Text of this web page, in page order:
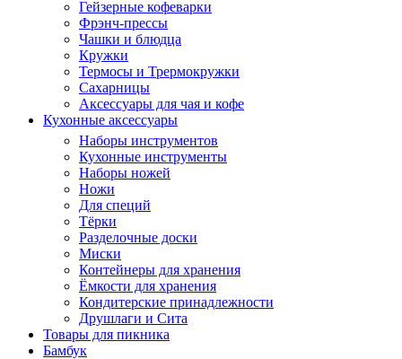
Гейзерные кофеварки
Фрэнч-прессы
Чашки и блюдца
Кружки
Термосы и Трермокружки
Сахарницы
Аксессуары для чая и кофе
Кухонные аксессуары
Наборы инструментов
Кухонные инструменты
Наборы ножей
Ножи
Для специй
Тёрки
Разделочные доски
Миски
Контейнеры для хранения
Ёмкости для хранения
Кондитерские принадлежности
Друшлаги и Сита
Товары для пикника
Бамбук